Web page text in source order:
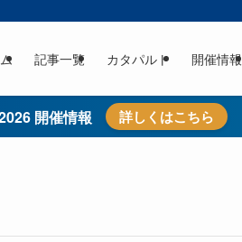
記事一覧 カタパルト 開催情報
開催情報 詳しくはこちら